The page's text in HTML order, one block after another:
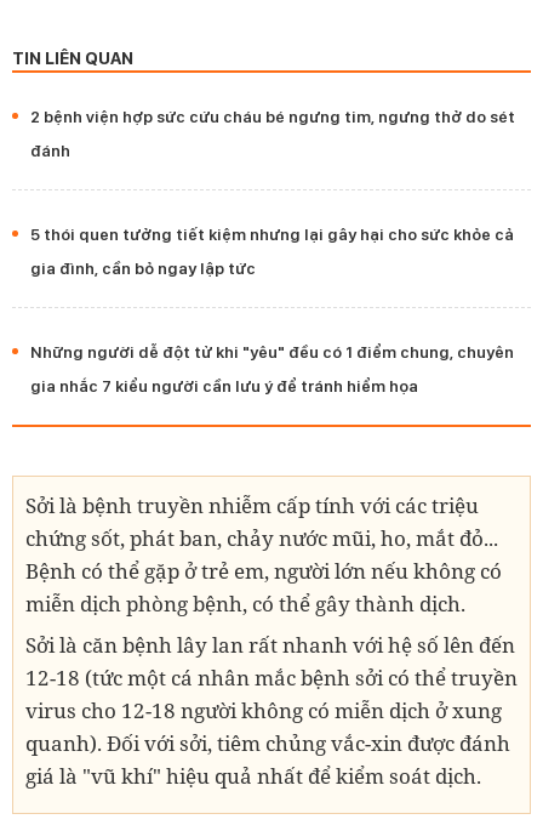
TIN LIÊN QUAN
2 bệnh viện hợp sức cứu cháu bé ngưng tim, ngưng thở do sét
đánh
5 thói quen tưởng tiết kiệm nhưng lại gây hại cho sức khỏe cả
gia đình, cần bỏ ngay lập tức
Những người dễ đột tử khi "yêu" đều có 1 điểm chung, chuyên
gia nhắc 7 kiểu người cần lưu ý để tránh hiểm họa
Sởi là bệnh truyền nhiễm cấp tính với các triệu
chứng sốt, phát ban, chảy nước mũi, ho, mắt đỏ...
Bệnh có thể gặp ở trẻ em, người lớn nếu không có
miễn dịch phòng bệnh, có thể gây thành dịch.
Sởi là căn bệnh lây lan rất nhanh với hệ số lên đến
12-18 (tức một cá nhân mắc bệnh sởi có thể truyền
virus cho 12-18 người không có miễn dịch ở xung
quanh). Đối với sởi, tiêm chủng vắc-xin được đánh
giá là "vũ khí" hiệu quả nhất để kiểm soát dịch.